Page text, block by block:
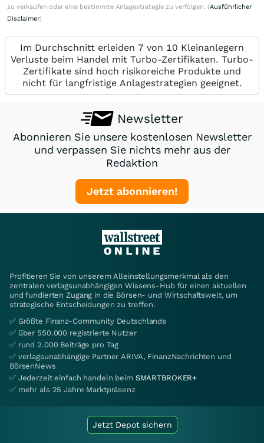
zu verkaufen oder eine bestimmte Anlagestrategie zu verfolgen. (Ausführlicher
Disclaimer)
Im Durchschnitt erleiden 7 von 10 Kleinanlegern
Verluste beim Handel mit Turbo-Zertifikaten. Turbo-
Zertifikate sind hoch risikoreiche Produkte und
nicht für langfristige Anlagestrategien geeignet.
Newsletter
Abonnieren Sie unsere kostenlosen Newsletter
und verpassen Sie nichts mehr aus der
Redaktion
Jetzt abonnieren!
Profitieren Sie von unserem Alleinstellungsmerkmal als den
zentralen verlagsunabhängigen Wissens-Hub für einen aktuellen
und fundierten Zugang in die Börsen- und Wirtschaftswelt, um
strategische Entscheidungen zu treffen.
✅ Größte Finanz-Community Deutschlands
✅ über 550.000 registrierte Nutzer
✅ rund 2.000 Beiträge pro Tag
✅ verlagsunabhängige Partner ARIVA, FinanzNachrichten und
BörsenNews
✅ Jederzeit einfach handeln beim SMARTBROKER+
✅ mehr als 25 Jahre Marktpräsenz
Jetzt Depot sichern